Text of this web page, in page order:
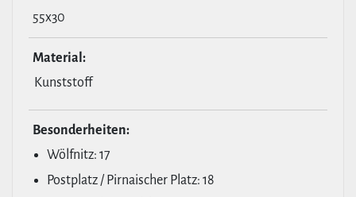
55x30
Material:
Kunststoff
Beson­der­heiten:
Wölfnitz: 17
Postplatz / Pirnaischer Platz: 18